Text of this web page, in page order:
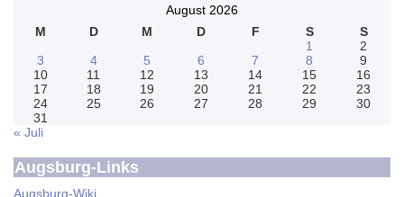
August 2026
M
D M D F S
S
1
2
3
4 5 6 7 8
9
10
11 12 13 14 15
16
17
18 19 20 21 22
23
24
25 26 27 28 29
30
31
« Juli
Augsburg-Links
Augsburg-Wiki